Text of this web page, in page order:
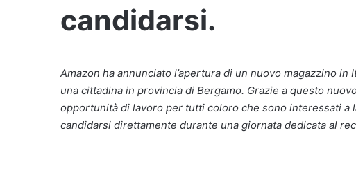
candidarsi.
Amazon ha annunciato l’apertura di un nuovo magazzino in
una cittadina in provincia di Bergamo. Grazie a questo
opportunità di lavoro per tutti coloro che sono interessati a
candidarsi direttamente durante una giornata dedicata al